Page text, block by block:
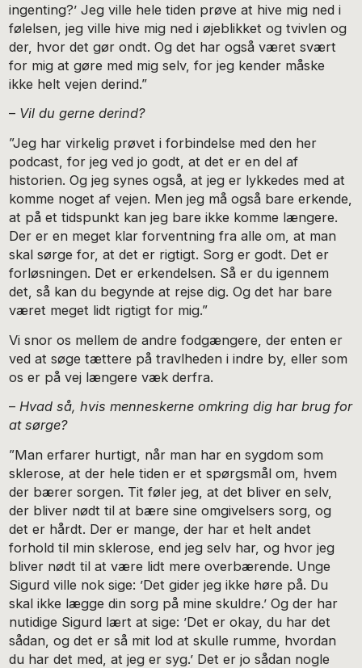
ingenting?’ Jeg ville hele tiden prøve at hive mig ned i
følelsen, jeg ville hive mig ned i øjeblikket og tvivlen og
der, hvor det gør ondt. Og det har også været svært
for mig at gøre med mig selv, for jeg kender måske
ikke helt vejen derind.”
– Vil du gerne derind?
”Jeg har virkelig prøvet i forbindelse med den her
podcast, for jeg ved jo godt, at det er en del af
historien. Og jeg synes også, at jeg er lykkedes med at
komme noget af vejen. Men jeg må også bare erkende,
at på et tidspunkt kan jeg bare ikke komme længere.
Der er en meget klar forventning fra alle om, at man
skal sørge for, at det er rigtigt. Sorg er godt. Det er
forløsningen. Det er erkendelsen. Så er du igennem
det, så kan du begynde at rejse dig. Og det har bare
været meget lidt rigtigt for mig.”
Vi snor os mellem de andre fodgængere, der enten er
ved at søge tættere på travlheden i indre by, eller som
os er på vej længere væk derfra.
–Hvad så, hvis menneskerne omkring dig har brug for
at sørge?
”Man erfarer hurtigt, når man har en sygdom som
sklerose, at der hele tiden er et spørgsmål om, hvem
der bærer sorgen. Tit føler jeg, at det bliver en selv,
der bliver nødt til at bære sine ­om­givelsers sorg, og
det er hårdt. Der er mange, der har et helt andet
forhold til min sklerose, end jeg selv har, og hvor jeg
bliver nødt til at være lidt mere overbærende. Unge
Sigurd ville nok sige: ’Det gider jeg ikke høre på. Du
skal ikke lægge din sorg på mine skuldre.’ Og der har
nutidige Sigurd lært at sige: ’Det er okay, du har det
sådan, og det er så mit lod at skulle rumme, hvordan
du har det med, at jeg er syg.’ Det er jo sådan nogle